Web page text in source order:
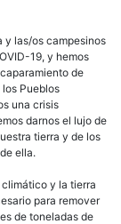
y las/os campesinos
19, y hemos
de
Pueblos
una crisis
darnos el lujo de
tierra y de los
ella.
y la tierra
para remover
de toneladas de